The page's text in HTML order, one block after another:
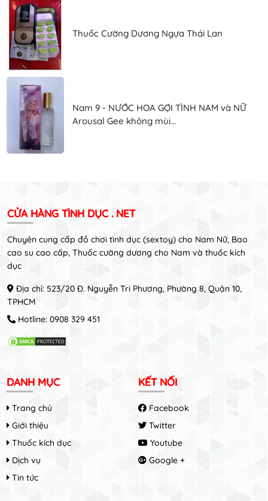
Thuốc Cường Dương Ngựa Thái Lan
Nam 9 - NƯỚC HOA GỢI TÌNH NAM và NỮ
Arousal Gee không mùi...
CỬA HÀNG TÌNH DỤC . NET
Chuyên cung cấp đồ chơi tình dục (sextoy) cho Nam Nữ, Bao
cao su cao cấp, Thuốc cường dương cho Nam và thuốc kích
dục
Địa chỉ: 523/20 Đ. Nguyễn Tri Phương, Phường 8, Quận 10,
TPHCM
Hotline: 0908 329 451
DANH MỤC
Trang chủ
Giới thiệu
Thuốc kích dục
Dịch vụ
Tin tức
KẾT NỐI
Facebook
Twitter
Youtube
Google +